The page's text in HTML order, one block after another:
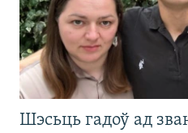
Шэсьць гадоў ад